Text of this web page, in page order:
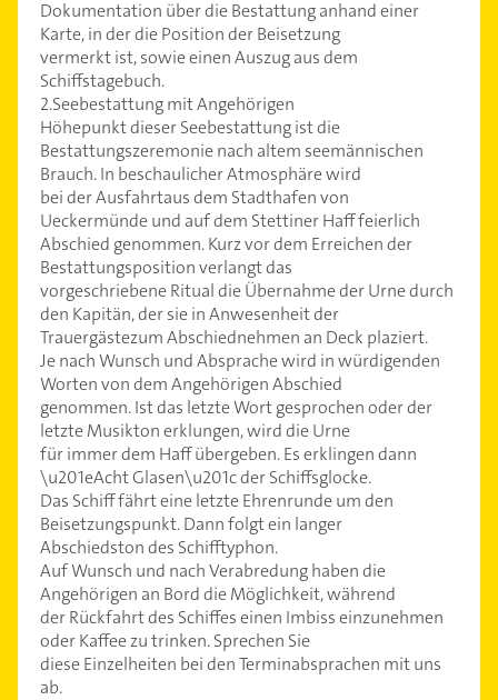
Dokumentation über die Bestattung anhand einer
Karte, in der die Position der Beisetzung
vermerkt ist, sowie einen Auszug aus dem
Schiffstagebuch.
2.Seebestattung mit Angehörigen
Höhepunkt dieser Seebestattung ist die
Bestattungszeremonie nach altem seemännischen
Brauch. In beschaulicher Atmosphäre wird
bei der Ausfahrtaus dem Stadthafen von
Ueckermünde und auf dem Stettiner Haff feierlich
Abschied genommen. Kurz vor dem Erreichen der
Bestattungsposition verlangt das
vorgeschriebene Ritual die Übernahme der Urne durch
den Kapitän, der sie in Anwesenheit der
Trauergästezum Abschiednehmen an Deck plaziert.
Je nach Wunsch und Absprache wird in würdigenden
Worten von dem Angehörigen Abschied
genommen. Ist das letzte Wort gesprochen oder der
letzte Musikton erklungen, wird die Urne
für immer dem Haff übergeben. Es erklingen dann
\u201eAcht Glasen\u201c der Schiffsglocke.
Das Schiff fährt eine letzte Ehrenrunde um den
Beisetzungspunkt. Dann folgt ein langer
Abschiedston des Schifftyphon.
Auf Wunsch und nach Verabredung haben die
Angehörigen an Bord die Möglichkeit, während
der Rückfahrt des Schiffes einen Imbiss einzunehmen
oder Kaffee zu trinken. Sprechen Sie
diese Einzelheiten bei den Terminabsprachen mit uns
ab.